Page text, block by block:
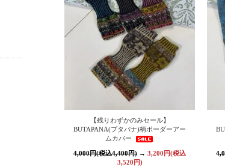
【残りわずかのみセール】
BUTAPANA(ブタパナ)柄ボーダーアー
ムカバー
4,000円(税込4,400円) → 3,200円(税込
3,520円)